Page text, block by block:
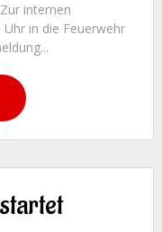
internen
in die Feuerwehr